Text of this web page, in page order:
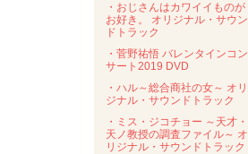
・おじさんはカワイイものが
お好き。 オリジナル・サウン
ドトラック
・菅野祐悟 バレンタインコン
サート2019 DVD
・ハル～総合商社の女～ オリ
ジナル・サウンドトラック
・ミス・ジコチョー ～天才・
天ノ教授の調査ファイル～ オ
リジナル・サウンドトラック